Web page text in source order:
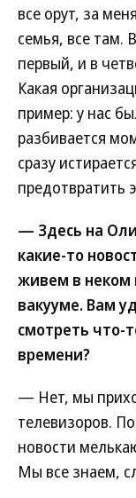
все орут, за
семья, все там.
первый, и в
Какая
пример: у нас
разбивается
сразу
предотвратить
— Здесь на
какие-то
живем в
вакууме. Вам
смотреть что-
времени?
— Нет, мы
телевизоров.
новости
Мы все знаем,